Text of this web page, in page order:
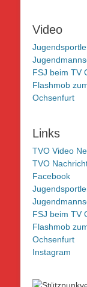
Video
FSJ beim TV
Flashmob
Ochsenfurt
Links
TVO Video
TVO
Facebook
FSJ beim TV
Flashmob
Ochsenfurt
Instagram